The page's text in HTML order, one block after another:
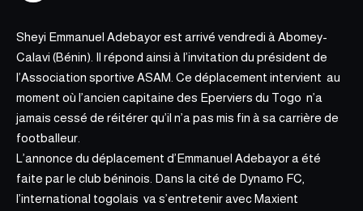
Sheyi Emmanuel Adebayor est arrivé vendredi à Abomey-
Calavi (Bénin). Il répond ainsi à l’invitation du président de
l’Association sportive ASAM. Ce déplacement intervient au
moment où l’ancien capitaine des Eperviers du Togo n’a
jamais cessé de réitérer qu’il n’a pas mis fin à sa carrière de
footballeur.
L’annonce du déplacement d’Emmanuel Adebayora été
faite par le club béninois. Dans la cité de Dynamo FC,
l’international togolais va s’entretenir avec Maxient